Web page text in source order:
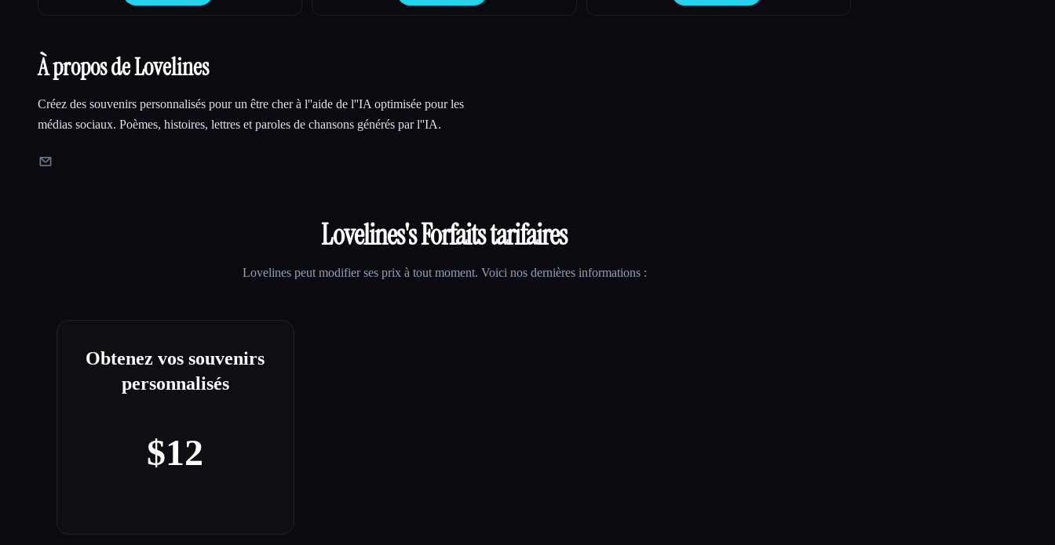
personnalisées uniques en utilisant des
À propos de Lovelines
Créez des souvenirs personnalisés pour un être cher à l''aide de l''IA optimisée pour les
médias sociaux. Poèmes, histoires, lettres et paroles de chansons générés par l''IA.
Lovelines's Forfaits tarifaires
Lovelinespeut modifier ses prix à tout moment. Voici nos dernières informations :
Obtenez vos souvenirs
personnalisés
$12